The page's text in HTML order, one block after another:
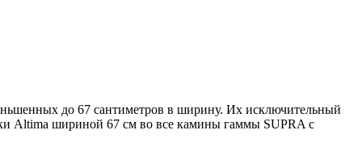
до 67 сантиметров в ширину. Их исключительный
Altima шириной 67 см во все камины гаммы SUPRA с